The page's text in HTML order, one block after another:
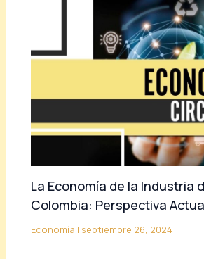
La Economía de la Industria
Colombia: Perspectiva
Economía | septiembre 26, 2024